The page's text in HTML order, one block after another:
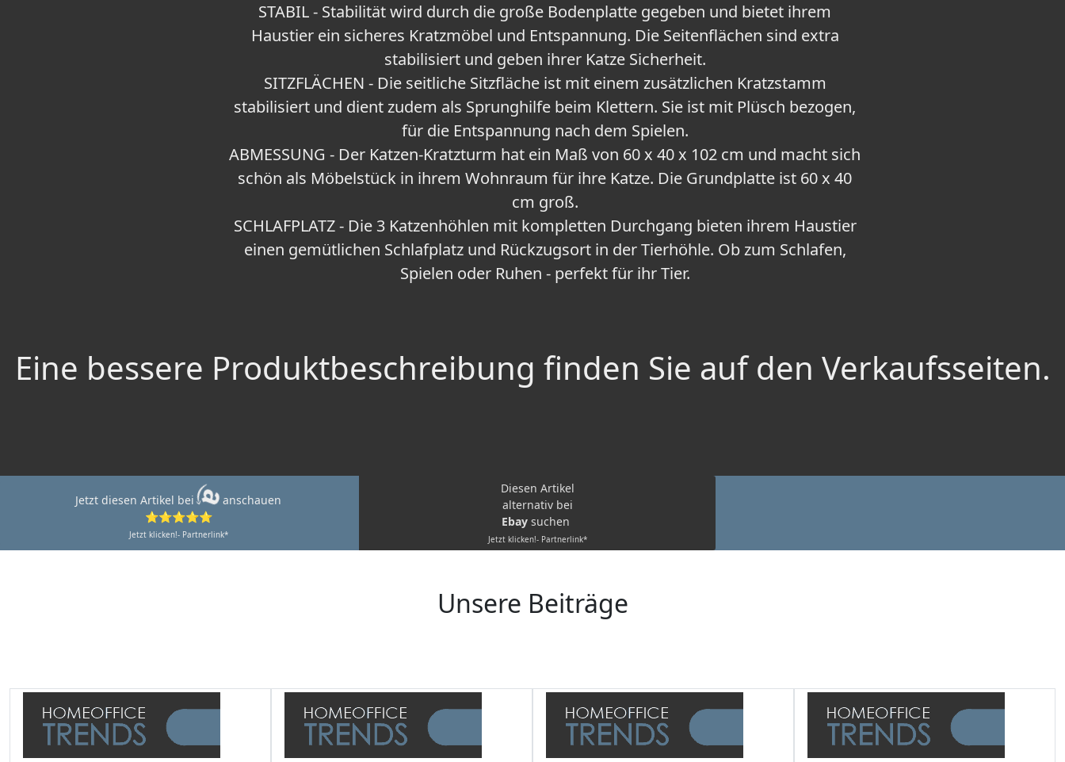
STABIL - Stabilität wird durch die große Bodenplatte gegeben und bietet ihrem
Haustier ein sicheres Kratzmöbel und Entspannung. Die Seitenflächen sind extra
stabilisiert und geben ihrer Katze Sicherheit.
SITZFLÄCHEN - Die seitliche Sitzfläche ist mit einem zusätzlichen Kratzstamm
stabilisiert und dient zudem als Sprunghilfe beim Klettern. Sie ist mit Plüsch bezogen,
für die Entspannung nach dem Spielen.
ABMESSUNG - Der Katzen-Kratzturm hat ein Maß von 60 x 40 x 102 cm und macht sich
schön als Möbelstück in ihrem Wohnraum für ihre Katze. Die Grundplatte ist 60 x 40
cm groß.
SCHLAFPLATZ - Die 3 Katzenhöhlen mit kompletten Durchgang bieten ihrem Haustier
einen gemütlichen Schlafplatz und Rückzugsort in der Tierhöhle. Ob zum Schlafen,
Spielen oder Ruhen - perfekt für ihr Tier.
Eine bessere Produktbeschreibung finden Sie auf den Verkaufsseiten.
Jetzt diesen Artikel bei
anschauen
⭐⭐⭐⭐⭐
Jetzt klicken!- Partnerlink*
Diesen Artikel
alternativ bei
Ebay suchen
Jetzt klicken!- Partnerlink*
Unsere Beiträge